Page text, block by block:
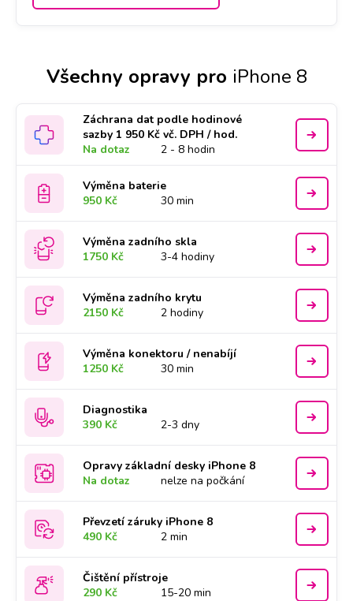
Všechny opravy pro iPhone 8
Záchrana dat podle hodinové
sazby 1 950 Kč vč. DPH / hod.
Na dotaz
2 - 8 hodin
Výměna baterie
950 Kč
30 min
Výměna zadního skla
1750 Kč
3-4 hodiny
Výměna zadního krytu
2150 Kč
2 hodiny
Výměna konektoru / nenabíjí
1250 Kč
30 min
Diagnostika
390 Kč
2-3 dny
Opravy základní desky iPhone 8
Na dotaz
nelze na počkání
Převzetí záruky iPhone 8
490 Kč
2 min
Čištění přístroje
290 Kč
15-20 min